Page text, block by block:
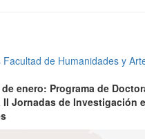
Facultad de Humanidades y
de enero: Programa de
II Jornadas de Investigación